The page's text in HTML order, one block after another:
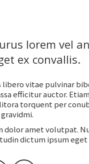
lorem vel
ex convallis.
libero vitae pulvinar
efficitur auctor.
torquent per
dolor amet volutpat.
dictum ipsum eget